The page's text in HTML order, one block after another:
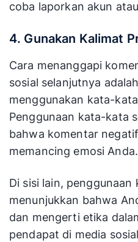
coba laporkan akun
4. Gunakan Kalimat
Cara menanggapi
sosial selanjutnya
menggunakan kata-
Penggunaan kata-kata
bahwa komentar
memancing emosi Anda.
Di sisi lain, penggunaan
menunjukkan bahwa
dan mengerti etika
pendapat di media